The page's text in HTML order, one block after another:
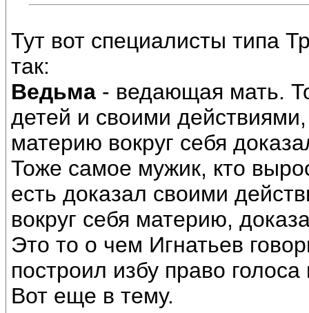
Тут вот специалисты типа
так:
Ведьма - ведающая мать.
детей и своими
материю вокруг себя
Тоже самое мужик, кто
есть доказал своими
вокруг себя материю,
Это то о чем Игнатьев
построил избу право
Вот еще в тему.